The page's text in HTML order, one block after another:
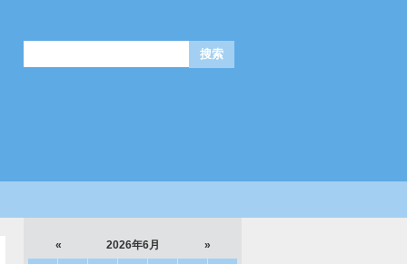
« 2026年6月 »